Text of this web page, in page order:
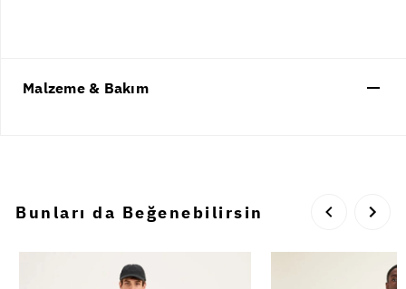
Malzeme & Bakım
Bunları da Beğenebilirsin